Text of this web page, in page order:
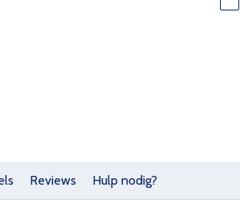
Reviews Hulp nodig?